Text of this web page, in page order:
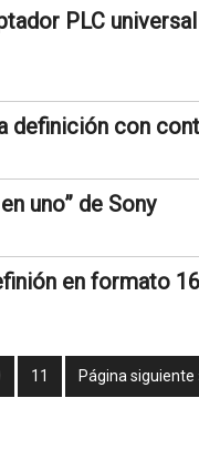
PLC
definición con
uno” de Sony
en formato
11 Página siguiente